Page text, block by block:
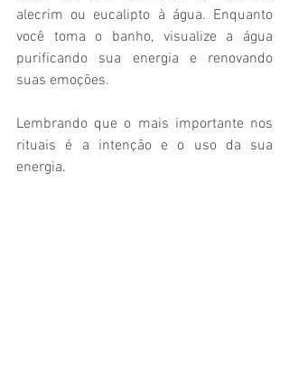
alecrim ou eucalipto à água. Enquanto
você toma o banho, visualize a água
purificando sua energia e renovando
suas emoções.
Lembrando que o mais importante nos
rituais é a intenção e o uso da sua
energia.